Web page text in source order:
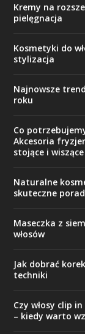
Kremy na
pielęgnacja
Kosmetyki do
stylizacja
Najnowsze
roku
Co
Akcesoria
stojące i wiszące
Naturalne
skuteczne
Maseczka z
włosów
Jak dobrać
techniki
Czy włosy clip
– kiedy warto